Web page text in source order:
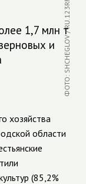
1,7 млн т
и
ФОТО: SHCHEGLOV / RU.123RF.COM
хозяйства
области
(85,2%